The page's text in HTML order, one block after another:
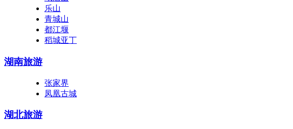
乐山
青城山
都江堰
稻城亚丁
湖南旅游
张家界
凤凰古城
湖北旅游